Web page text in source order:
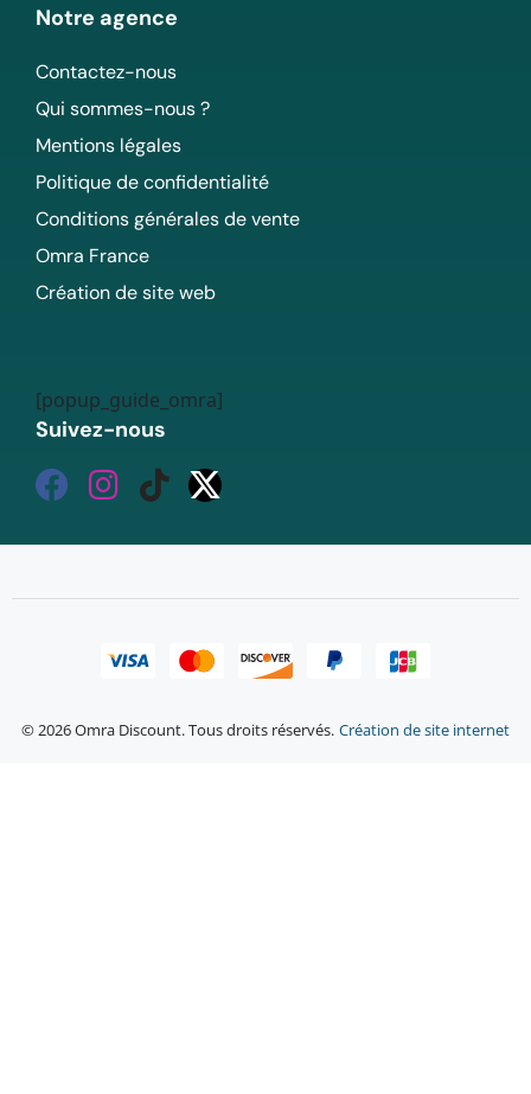
Notre agence
Contactez-nous
Qui sommes-nous ?
Mentions légales
Politique de confidentialité
Conditions générales de vente
Omra France
Création de site web
[popup_guide_omra]
Suivez-nous
© 2026 Omra Discount. Tous droits réservés. Création de site internet